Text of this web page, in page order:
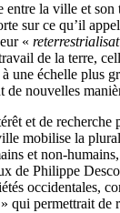
la ville et
sur ce qu’il
«
de la terre,
une échelle plus
nouvelles
et de
mobilise la
et non-
de Philippe
occidentales,
qui permettrait